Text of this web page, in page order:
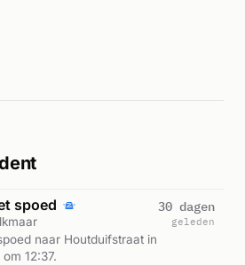
spoed
naar Houtduifstraat in
12:37.
30 dagen
geleden